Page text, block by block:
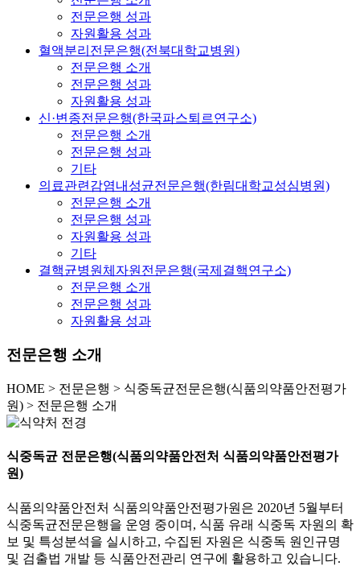
전문은행 성과
자원활용 성과
혈액분리전문은행(전북대학교병원)
전문은행 소개
전문은행 성과
자원활용 성과
신·변종전문은행(한국파스퇴르연구소)
전문은행 소개
전문은행 성과
기타
의료관련감염내성균전문은행(한림대학교성심병원)
전문은행 소개
전문은행 성과
자원활용 성과
기타
결핵균병원체자원전문은행(국제결핵연구소)
전문은행 소개
전문은행 성과
자원활용 성과
전문은행 소개
HOME > 전문은행 > 식중독균전문은행(식품의약품안전평가
원) > 전문은행 소개
식중독균 전문은행(식품의약품안전처 식품의약품안전평가
원)
식품의약품안전처 식품의약품안전평가원은 2020년 5월부터
식중독균전문은행을 운영 중이며, 식품 유래 식중독 자원의 확
보 및 특성분석을 실시하고, 수집된 자원은 식중독 원인규명
및 검출법 개발 등 식품안전관리 연구에 활용하고 있습니다.